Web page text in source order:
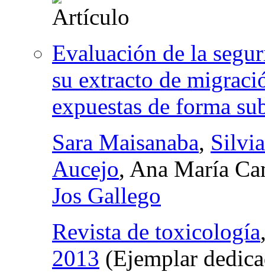
Evaluación de la
su extracto de
expuestas de forma
Sara Maisanaba,
Aucejo, Ana María
Jos Gallego
Revista de toxicología
2013 (Ejemplar